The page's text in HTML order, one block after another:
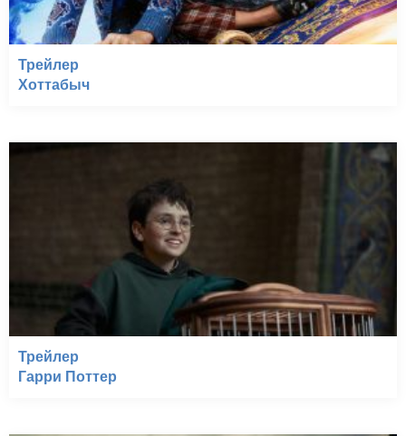
Трейлер
Хоттабыч
Трейлер
Гарри Поттер